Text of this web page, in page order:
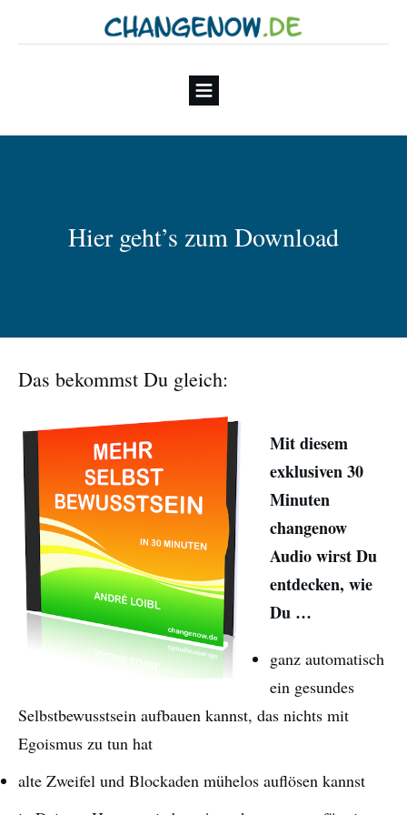
Hier geht’s zum Download
Das bekommst Du gleich:
Mit diesem
exklusiven 30
Minuten
changenow
Audio wirst Du
entdecken, wie
Du …
ganz automatisch
ein gesundes
Selbstbewusstsein aufbauen kannst, das nichts mit
Egoismus zu tun hat
alte Zweifel und Blockaden mühelos auflösen kannst